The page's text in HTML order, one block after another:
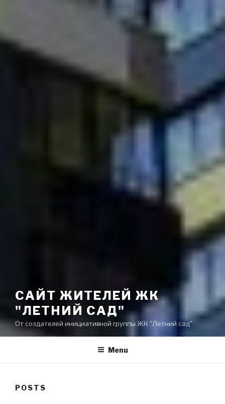
САЙТ ЖИТЕЛЕЙ ЖК
"ЛЕТНИЙ САД"
От создателей инициативной группы ЖК "Летний сад"
Menu
POSTS